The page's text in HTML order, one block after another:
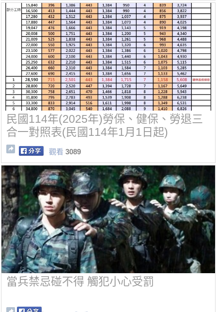
民國114年(2025年)勞保、健保、勞退三
合一對照表(民國114年1月1日起)
觀看 3089
當兵禁忌碰不得 觸犯小心受罰